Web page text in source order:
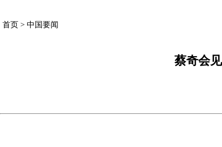
首页 > 中国要闻
蔡奇会